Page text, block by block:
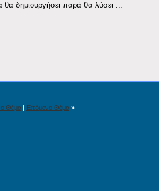
δημιουργήσει παρά θα λύσει ...
Θέμα | Επόμενο Θέμα »